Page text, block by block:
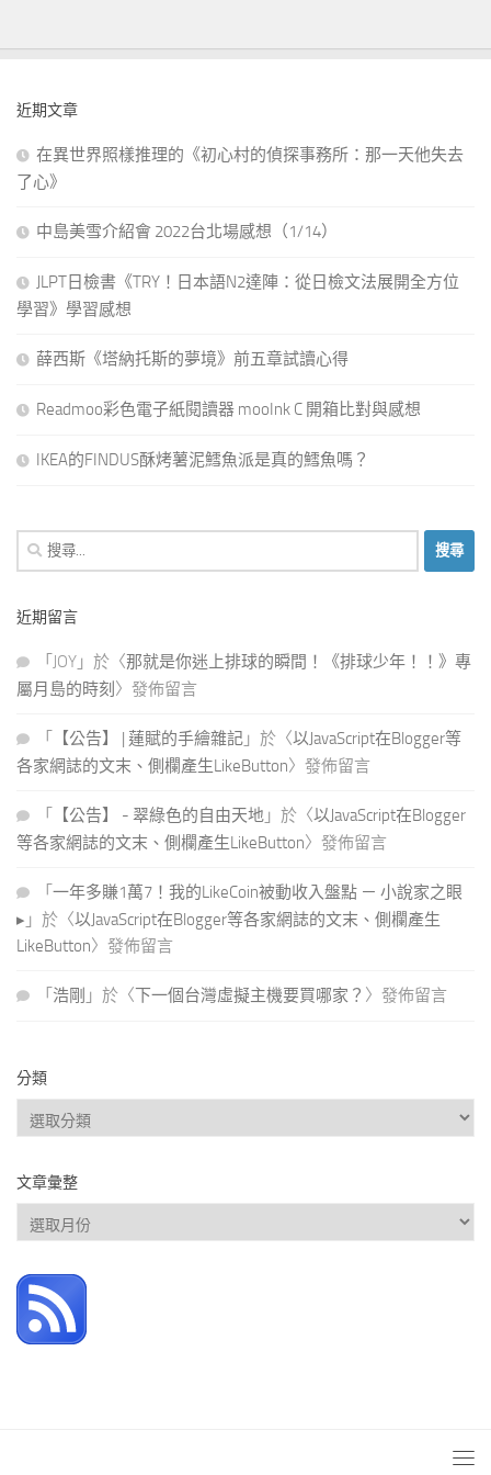
近期文章
在異世界照樣推理的《初心村的偵探事務所：那一天他失去
了心》
中島美雪介紹會 2022台北場感想（1/14）
JLPT日檢書《TRY！日本語N2達陣：從日檢文法展開全方位
學習》學習感想
薛西斯《塔納托斯的夢境》前五章試讀心得
Readmoo彩色電子紙閱讀器 mooInk C 開箱比對與感想
IKEA的FINDUS酥烤薯泥鱈魚派是真的鱈魚嗎？
搜
尋
鍵
近期留言
「 JOY 」於〈那就是你迷上排球的瞬間！《排球少年！！》專
屬月島的時刻 〉發佈留言
「 【公告】 | 蓮賦的手繪雜記 」於〈以JavaScript在Blogger等
各家網誌的文末、側欄產生LikeButton〉發佈留言
「 【公告】 - 翠綠色的自由天地 」於〈以JavaScript在Blogger
等各家網誌的文末、側欄產生LikeButton〉發佈留言
「 一年多賺1萬7！我的LikeCoin被動收入盤點 － 小說家之眼
▸ 」於〈以JavaScript在Blogger等各家網誌的文末、側欄產生
LikeButton〉發佈留言
「 浩剛 」於〈下一個台灣虛擬主機要買哪家？ 〉發佈留言
分類
分
類
文章彙整
文
章
整